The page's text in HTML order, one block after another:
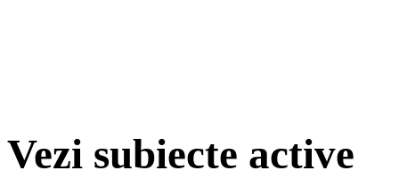
Vezi subiecte active